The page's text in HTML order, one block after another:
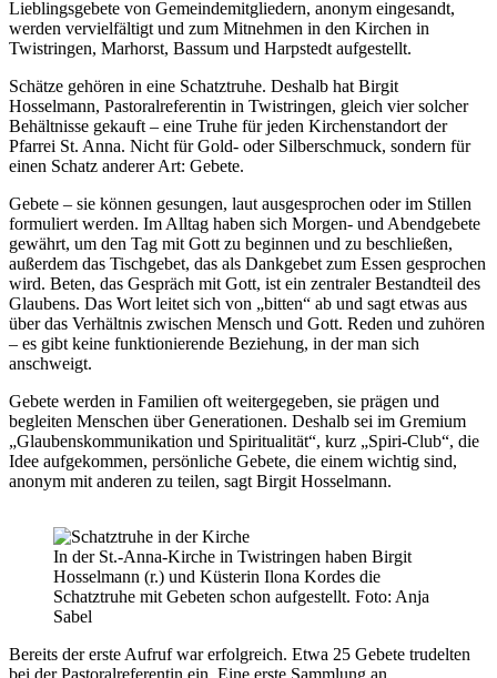
Lieblingsgebete von Gemeindemitgliedern, anonym eingesandt,
werden vervielfältigt und zum Mitnehmen in den Kirchen in
Twistringen, Marhorst, Bassum und Harpstedt aufgestellt.
Schätze gehören in eine Schatztruhe. Deshalb hat Birgit
Hosselmann, Pastoralreferentin in Twistringen, gleich vier solcher
Behältnisse gekauft – eine Truhe für jeden Kirchenstandort der
Pfarrei St. Anna. Nicht für Gold- oder Silberschmuck, sondern für
einen Schatz anderer Art: Gebete.
Gebete – sie können gesungen, laut ausgesprochen oder im Stillen
formuliert werden. Im Alltag haben sich Morgen- und Abendgebete
gewährt, um den Tag mit Gott zu beginnen und zu beschließen,
außerdem das Tischgebet, das als Dankgebet zum Essen gesprochen
wird. Beten, das Gespräch mit Gott, ist ein zentraler Bestandteil des
Glaubens. Das Wort leitet sich von „bitten“ ab und sagt etwas aus
über das Verhältnis zwischen Mensch und Gott. Reden und zuhören
– es gibt keine funktionierende Beziehung, in der man sich
anschweigt.
Gebete werden in Familien oft weitergegeben, sie prägen und
begleiten Menschen über Generationen. Deshalb sei im Gremium
„Glaubenskommunikation und Spiritualität“, kurz „Spiri-Club“, die
Idee aufgekommen, persönliche Gebete, die einem wichtig sind,
anonym mit anderen zu teilen, sagt Birgit Hosselmann.
In der St.-Anna-Kirche in Twistringen haben Birgit
Hosselmann (r.) und Küsterin Ilona Kordes die
Schatztruhe mit Gebeten schon aufgestellt. Foto: Anja
Sabel
Bereits der erste Aufruf war erfolgreich. Etwa 25 Gebete trudelten
bei der Pastoralreferentin ein. Eine erste Sammlung an